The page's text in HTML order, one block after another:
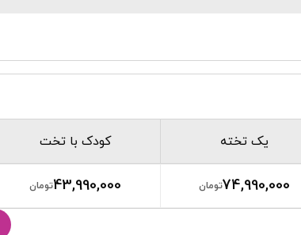
یک تخته کودک با تخت
74,990,000تومان 43,990,000تومان